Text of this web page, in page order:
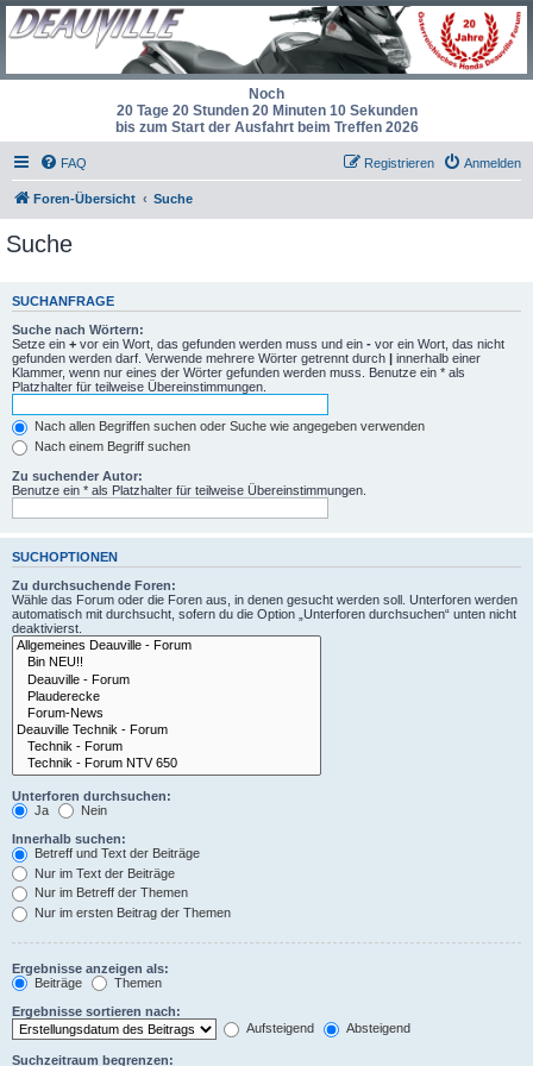
Noch
20 Tage 20 Stunden 20 Minuten 10 Sekunden
bis zum Start der Ausfahrt beim Treffen 2026
FAQ Anmelden
Registrieren
Foren-Übersicht Suche
Suche
SUCHANFRAGE
Suche nach Wörtern:
Setze ein + vor ein Wort, das gefunden werden muss und ein - vor ein Wort, das nicht
gefunden werden darf. Verwende mehrere Wörter getrennt durch
innerhalb einer
Klammer, wenn nur eines der Wörter gefunden werden muss. Benutze ein * als
Platzhalter für teilweise Übereinstimmungen.
Nach allen Begriffen suchen oder Suche wie angegeben verwenden
Nach einem Begriff suchen
Zu suchender Autor:
Benutze ein * als Platzhalter für teilweise Übereinstimmungen.
SUCHOPTIONEN
Zu durchsuchende Foren:
Wähle das Forum oder die Foren aus, in denen gesucht werden soll. Unterforen werden
automatisch mit durchsucht, sofern du die Option „Unterforen durchsuchen“ unten nicht
deaktivierst.
Unterforen durchsuchen:
Ja
Nein
Innerhalb suchen:
Betreff und Text der Beiträge
Nur im Text der Beiträge
Nur im Betreff der Themen
Nur im ersten Beitrag der Themen
Ergebnisse anzeigen als:
Beiträge
Themen
Ergebnisse sortieren nach:
Aufsteigend
Absteigend
Suchzeitraum begrenzen: